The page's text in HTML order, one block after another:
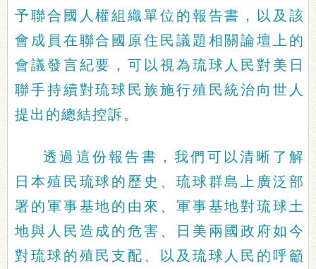
予聯合國人權組織單位的報告書，以及該
會成員在聯合國原住民議題相關論壇上的
會議發言紀要，可以視為琉球人民對美日
聯手持續對琉球民族施行殖民統治向世人
提出的總結控訴。
透過這份報告書，我們可以清晰了解
日本殖民琉球的歷史、琉球群島上廣泛部
署的軍事基地的由來、軍事基地對琉球土
地與人民造成的危害、日美兩國政府如今
對琉球的殖民支配、以及琉球人民的呼籲